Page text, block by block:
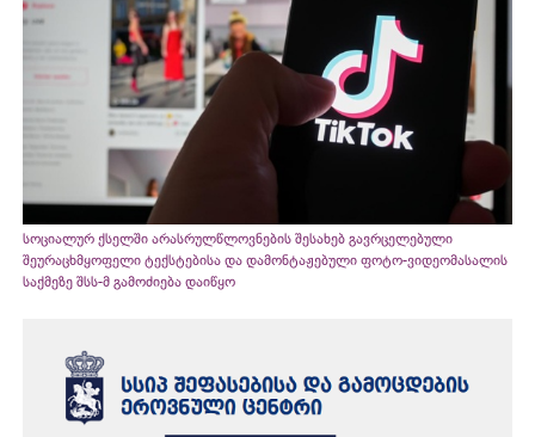
სოციალურ ქსელში არასრულწლოვნების შესახებ გავრცელებული
შეურაცხმყოფელი ტექსტებისა და დამონტაჟებული ფოტო-ვიდეომასალის
საქმეზე შსს-მ გამოძიება დაიწყო